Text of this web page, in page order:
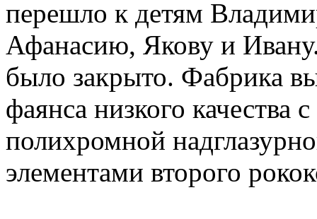
перешло к детям
Афанасию, Якову и
было закрыто. Фабрика
фаянса низкого качества
полихромной
элементами второго